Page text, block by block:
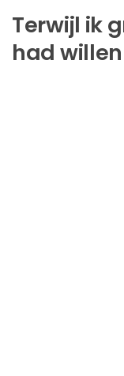
Terwijl ik
had willen